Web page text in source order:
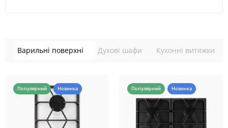
Варильні поверхні Духові шафи Кухонні витяжки
Популярний Новинка Популярний Новинка